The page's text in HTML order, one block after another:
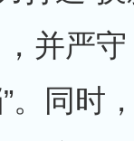
并严
。同时